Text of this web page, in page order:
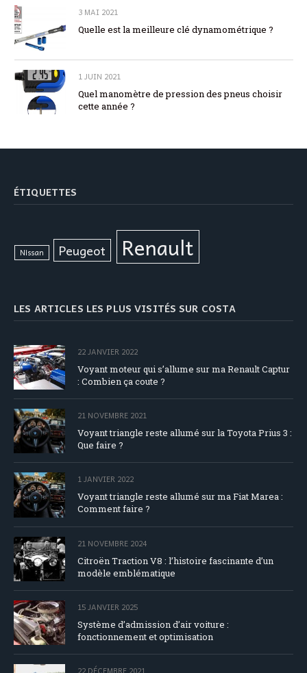
3 MAI 2021
Quelle est la meilleure clé dynamométrique ?
1 JUIN 2021
Quel manomètre de pression des pneus choisir
cette année ?
ÉTIQUETTES
Nissan Peugeot Renault
LES ARTICLES LES PLUS VISITÉS SUR COSTA
22 JANVIER 2022
Voyant moteur qui s’allume sur ma Renault Captur
: Combien ça coute ?
21 NOVEMBRE 2021
Voyant triangle reste allumé sur la Toyota Prius 3 :
Que faire ?
1 JANVIER 2022
Voyant triangle reste allumé sur ma Fiat Marea :
Comment faire ?
21 NOVEMBRE 2024
Citroën Traction V8 : l’histoire fascinante d’un
modèle emblématique
15 JANVIER 2025
Système d’admission d’air voiture :
fonctionnement et optimisation